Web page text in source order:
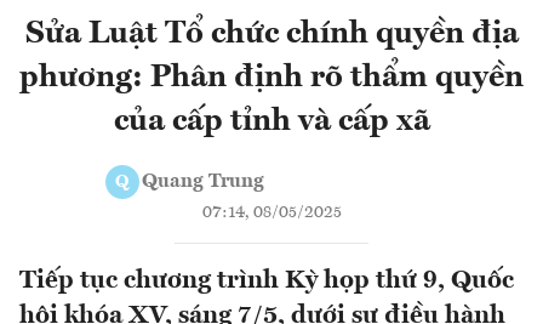
Sửa Luật Tổ chức chính quyền địa
phương: Phân định rõ thẩm quyền
của cấp tỉnh và cấp xã
Q Quang Trung
07:14, 08/05/2025
Tiếp tục chương trình Kỳ họp thứ 9, Quốc
hội khóa XV, sáng 7/5, dưới sự điều hành